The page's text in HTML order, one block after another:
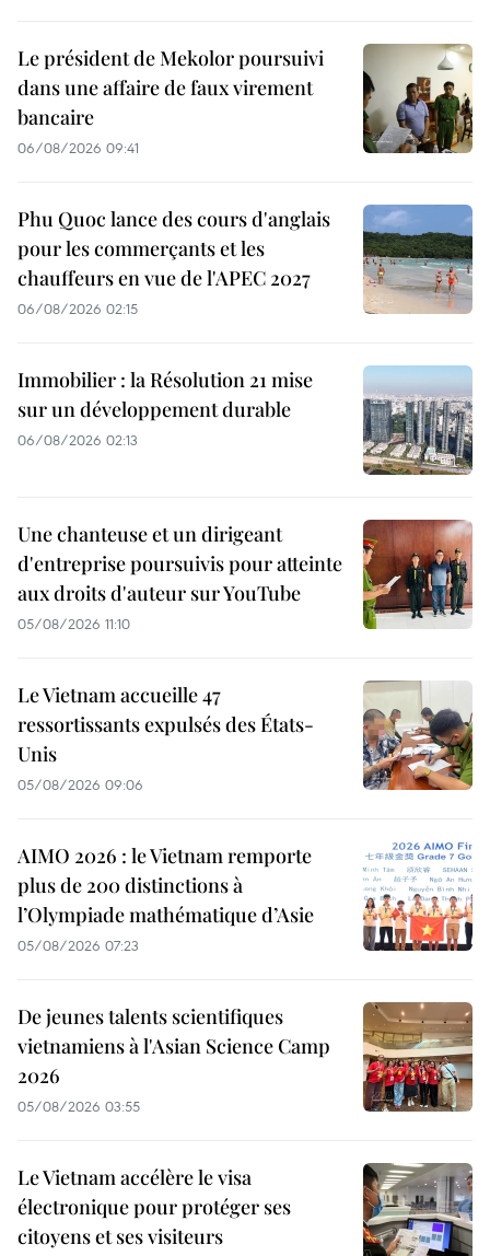
Le président de Mekolor poursuivi
dans une affaire de faux virement
bancaire
06/08/2026 09:41
Phu Quoc lance des cours d'anglais
pour les commerçants et les
chauffeurs en vue de l'APEC 2027
06/08/2026 02:15
Immobilier : la Résolution 21 mise
sur un développement durable
06/08/2026 02:13
Une chanteuse et un dirigeant
d'entreprise poursuivis pour atteinte
aux droits d'auteur sur YouTube
05/08/2026 11:10
Le Vietnam accueille 47
ressortissants expulsés des États-
Unis
05/08/2026 09:06
AIMO 2026 : le Vietnam remporte
plus de 200 distinctions à
l’Olympiade mathématique d’Asie
05/08/2026 07:23
De jeunes talents scientifiques
vietnamiens à l'Asian Science Camp
2026
05/08/2026 03:55
Le Vietnam accélère le visa
électronique pour protéger ses
citoyens et ses visiteurs